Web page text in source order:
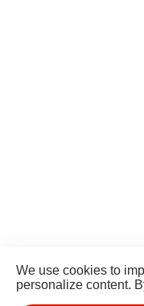
We use cookies to
personalize content.